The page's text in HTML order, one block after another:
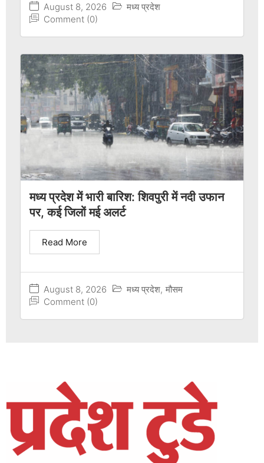
August 8, 2026
मध्य प्रदेश
Comment (0)
मध्य प्रदेश में भारी बारिश: शिवपुरी में नदी उफान
पर, कई जिलों मई अलर्ट
August 8, 2026 मध्य प्रदेश, मौसम
Comment (0)
Read More